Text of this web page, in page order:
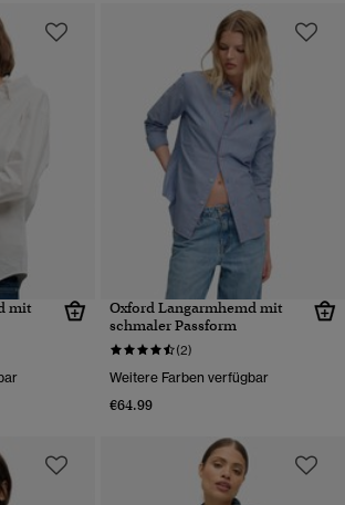
mit
Oxford Langarmhemd mit
schmaler Passform
(2)
Weitere Farben verfügbar
€64.99